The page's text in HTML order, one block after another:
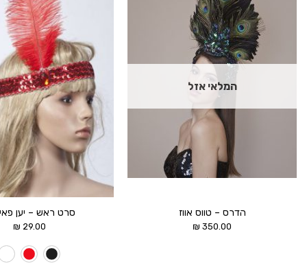
המלאי אזל
הדרס – טווס אווז
350.00
₪
סרט ראש – יען
29.00
₪